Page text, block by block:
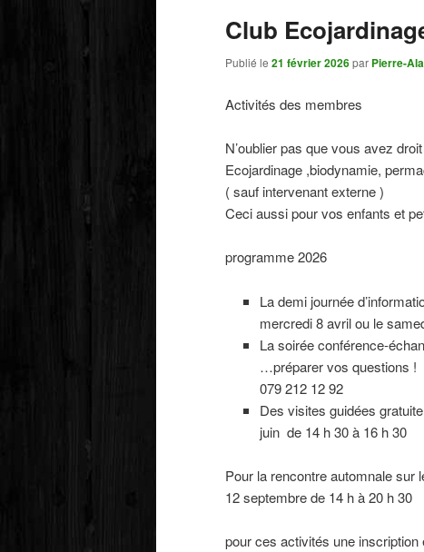
Club
Publié le 21 février 2026par Pierre-
Activités des membres
N’oublier pas que vous avez
Ecojardinage ,biodynamie,
( sauf intervenant externe )
Ceci aussi pour vos enfants et
programme 2026
La demi journée
mercredi 8 avril ou le
La soirée conférence-
…préparer vos questions !
079 212 12 92
Des visites guidées
juin de 14 h 30 à 16 h 30
Pour la rencontre automnale sur
12 septembre de 14 h à 20 h 30
pour ces activités une